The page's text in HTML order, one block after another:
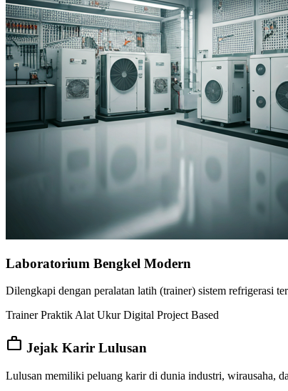
Laboratorium Bengkel Modern
Dilengkapi dengan peralatan latih (trainer) sistem refrigerasi
Trainer PraktikAlat Ukur Digital Project Based
work Jejak Karir Lulusan
Lulusan memiliki peluang karir di dunia industri, wirausaha,